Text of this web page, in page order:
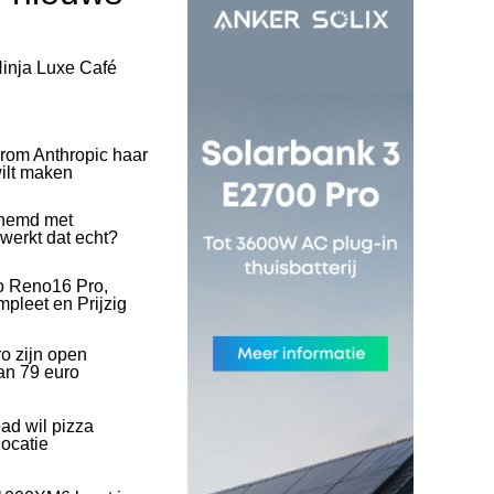
Luxe Café
Anthropic haar
maken
met
dat echt?
Reno16 Pro,
en Prijzig
zijn open
79 euro
wil pizza